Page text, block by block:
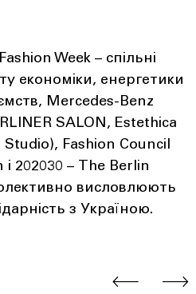
Week – спільні
економіки, енергетики
Mercedes-Benz
SALON, Estethica
Fashion Council
202030 – The Berlin
висловлюють
з Україною.